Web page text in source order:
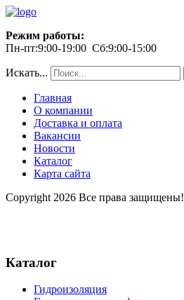
Режим работы:
Пн-пт:9:00-19:00 Сб:9:00-15:00
Искать...
Главная
О компании
Доставка и оплата
Вакансии
Новости
Каталог
Карта сайта
Copyright 2026 Все права защищены!
Каталог
Гидроизоляция